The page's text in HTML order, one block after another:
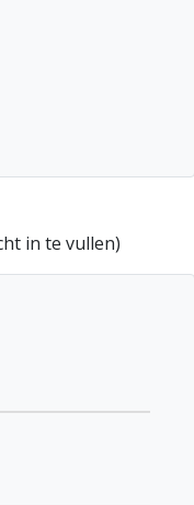
in te vullen)